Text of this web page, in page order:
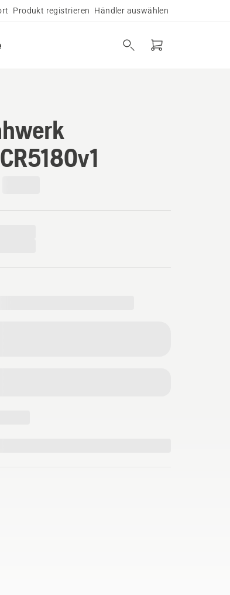
Produkt registrieren Händler auswählen